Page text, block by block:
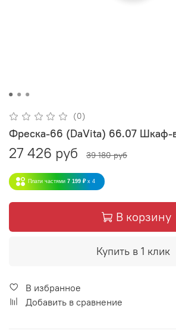
(0)
Фреска-66 (DaVita) 66.07 Шкаф-
27 426 руб 39 180 руб
Плати частями 7 199 ₽ x 4
В корзину
Купить в 1 клик
В избранное
Добавить в сравнение